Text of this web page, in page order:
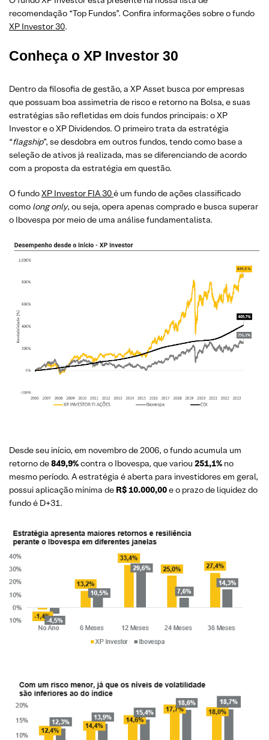
recomendação “Top Fundos”. Confira informações sobre o fundo
XP Investor 30.
Conheça o XP Investor 30
Dentro da filosofia de gestão, a XP Asset busca por empresas
que possuam boa assimetria de risco e retorno na Bolsa, e suas
estratégias são refletidas em dois fundos principais: o XP
Investor e o XP Dividendos. O primeiro trata da estratégia
“flagship”, se desdobra em outros fundos, tendo como base a
seleção de ativos já realizada, mas se diferenciando de acordo
com a proposta da estratégia em questão.
O fundoXP Investor FIA 30é um fundo de ações classificado
como long only, ou seja, opera apenas comprado e busca superar
o Ibovespa por meio de uma análise fundamentalista.
Desde seu início, em novembro de 2006, o fundo acumula um
retorno de849,9%contra o Ibovespa, que variou 251,1% no
mesmo período. A estratégia é aberta para investidores em geral,
possui aplicação mínima de R$ 10.000,00e o prazo de liquidez do
fundo é D+31.